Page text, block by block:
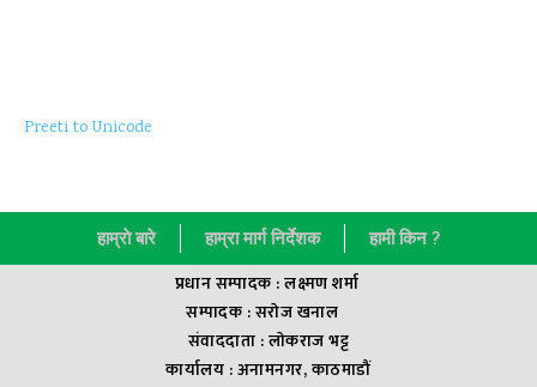
Preeti to Unicode
हाम्राे बारे हाम्रा मार्ग निर्देशक हामी किन ?
प्रधान सम्पादक : लक्ष्मण शर्मा
सम्पादक : सराेज खनाल
संवाददाता : लाेकराज भट्ट
कार्यालय : अनामनगर, काठमाडौं